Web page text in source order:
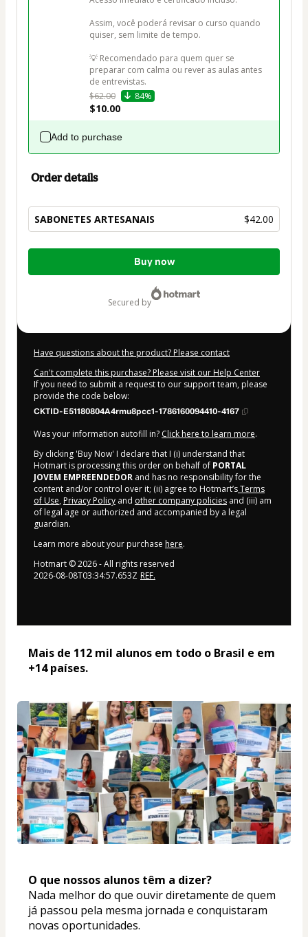
Assim, você poderá revisar o curso quando
quiser, sem limite de tempo.
💡 Recomendado para quem quer se
preparar com calma ou rever as aulas antes
de entrevistas.
$62.00
84%
$10.00
Add to purchase
Order details
SABONETES ARTESANAIS $42.00
Total
$42.00
Buy now
secured by
Have questions about the product? Please contact
Can't complete this purchase? Please visit our Help Center
If you need to submit a request to our support team, please
provide the code below:
CKTID-E51180804A4rmu8pcc1-1786160094410-4167
Was your information autofill in? Click here to learn more.
By clicking 'Buy Now' I declare that I (i) understand that
Hotmart is processing this order on behalf of PORTAL
JOVEM EMPREENDEDOR and has no responsibility for the
content and/or control over it; (ii) agree to Hotmart’sTerms
of Use, Privacy Policy and other company policies and (iii) am
of legal age or authorized and accompanied by a legal
guardian.
Learn more about your purchase here.
Hotmart ©2026- All rights reserved
2026-08-08T03:34:57.653Z REF.
Mais de 112 mil alunos em todo o Brasil e em
+14 países.
O que nossos alunos têm a dizer?
Nada melhor do que ouvir diretamente de quem
já passou pela mesma jornada e conquistaram
novas oportunidades.